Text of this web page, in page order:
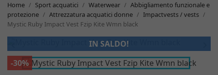
Home Sport acquatici Waterwear
Abbigliamento funzionale e
protezione
Attrezzatura acquatici donne
Impactvests / vests
Mystic Ruby Impact Vest Fzip Kite Wmn black
IN SALDO!
-30%